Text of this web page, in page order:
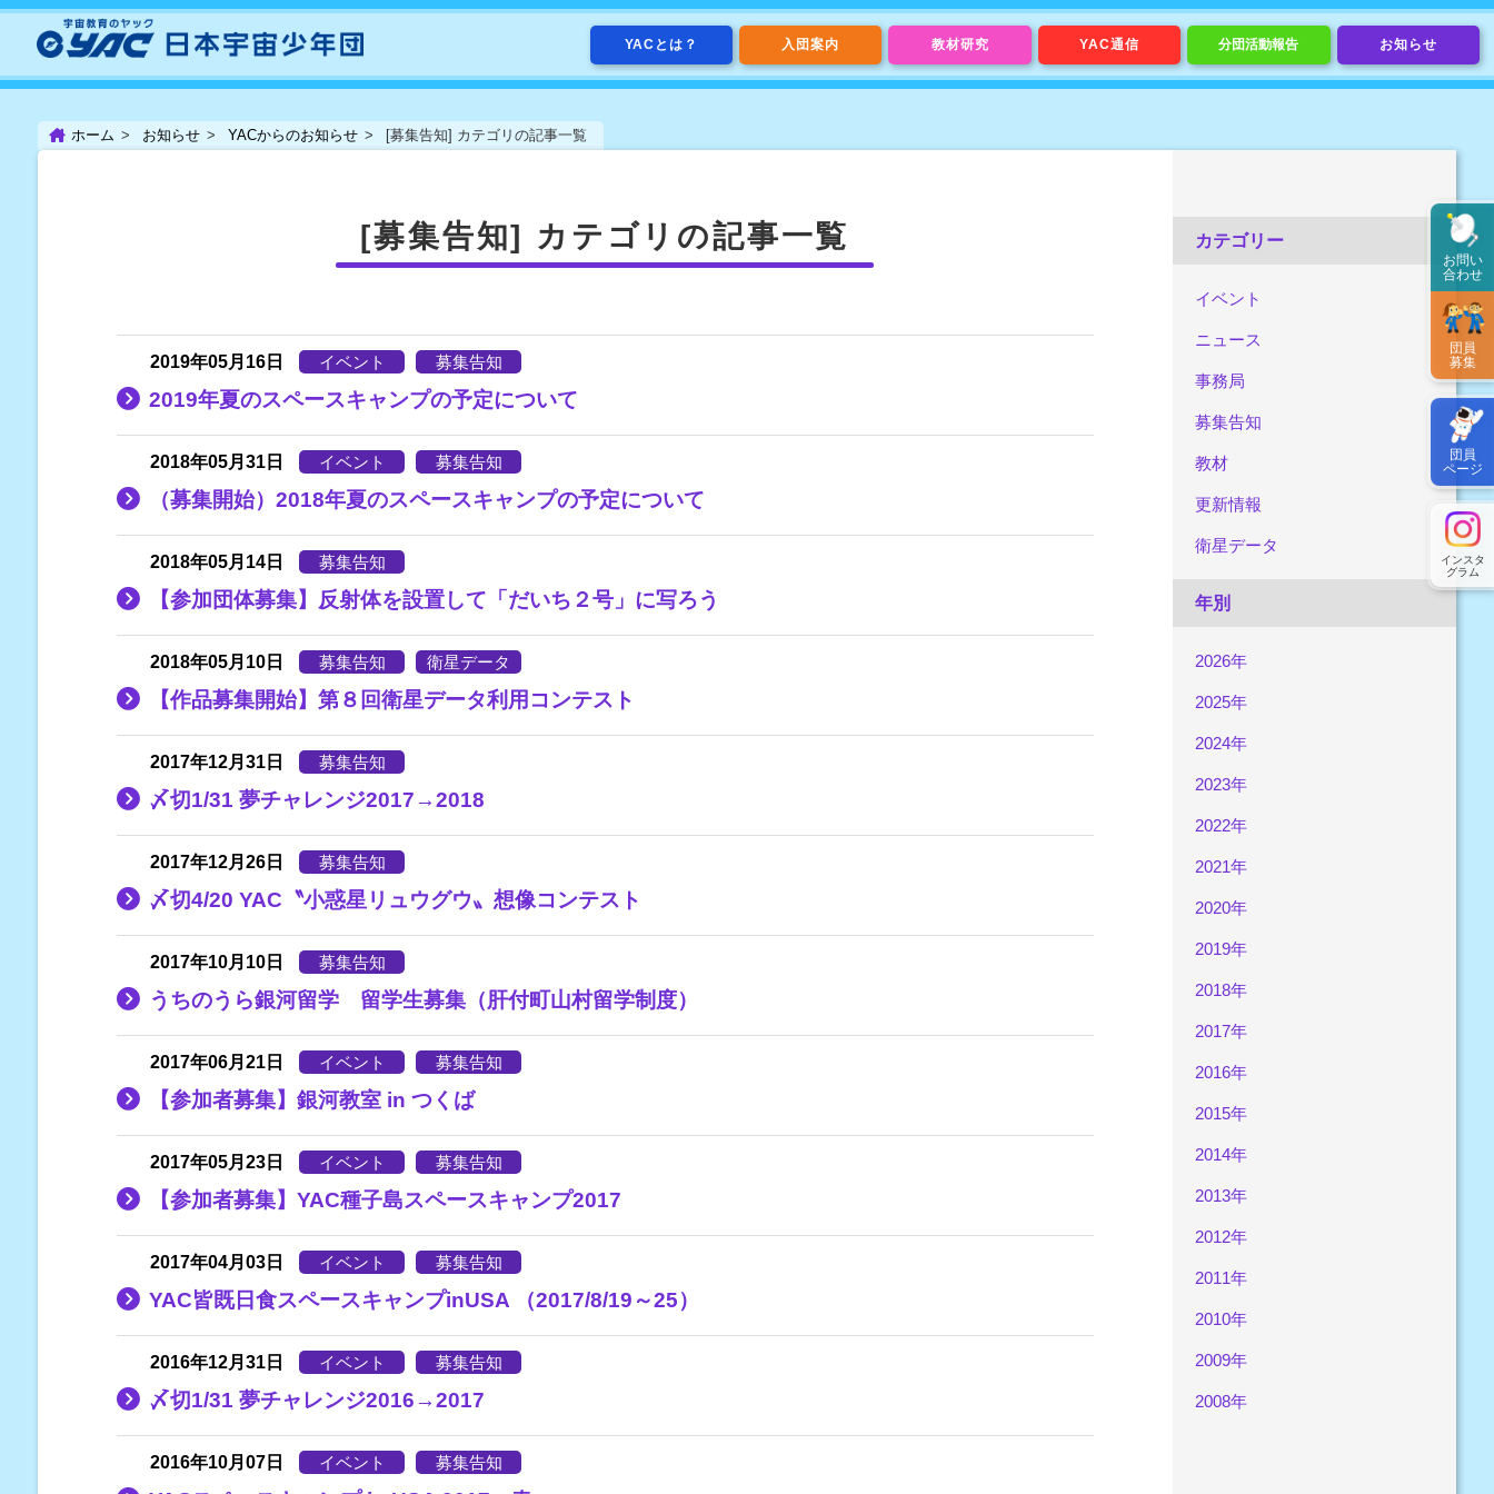
YACとは？ 入団案内 教材研究 YAC通信 分団活動報告 お知らせ
お問い
合わせ
団員
募集
団員
ページ
インスタ
グラム
ホーム お知らせ YACからのお知らせ [募集告知] カテゴリの記事一覧
[募集告知] カテゴリの記事一覧
2019年05月16日 イベント 募集告知
2019年夏のスペースキャンプの予定について
2018年05月31日 イベント 募集告知
（募集開始）2018年夏のスペースキャンプの予定について
2018年05月14日 募集告知
【参加団体募集】反射体を設置して「だいち２号」に写ろう
2018年05月10日 募集告知 衛星データ
【作品募集開始】第８回衛星データ利用コンテスト
2017年12月31日 募集告知
〆切1/31 夢チャレンジ2017→2018
2017年12月26日 募集告知
〆切4/20 YAC〝小惑星リュウグウ〟想像コンテスト
2017年10月10日 募集告知
うちのうら銀河留学 留学生募集（肝付町山村留学制度）
2017年06月21日 イベント 募集告知
【参加者募集】銀河教室 in つくば
2017年05月23日 イベント 募集告知
【参加者募集】YAC種子島スペースキャンプ2017
2017年04月03日 イベント 募集告知
YAC皆既日食スペースキャンプinUSA （2017/8/19～25）
2016年12月31日 イベント 募集告知
〆切1/31 夢チャレンジ2016→2017
2016年10月07日 イベント 募集告知
カテゴリー
イベント
ニュース
事務局
募集告知
教材
更新情報
衛星データ
年別
2026年
2025年
2024年
2023年
2022年
2021年
2020年
2019年
2018年
2017年
2016年
2015年
2014年
2013年
2012年
2011年
2010年
2009年
2008年